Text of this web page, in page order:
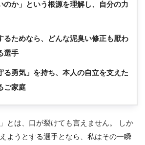
のか」という根源を理解し、自分の力
るためなら、どんな泥臭い修正も厭わ
選手
る勇気」を持ち、本人の自立を支えた
ご家庭
とは、口が裂けても言えません。 しか
ようとする選手となら、私はその一瞬